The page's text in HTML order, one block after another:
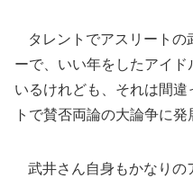
タレントでアスリートの
ーで、いい年をしたアイ
いるけれども、それは間
トで賛否両論の大論争に発
武井さん自身もかなりの